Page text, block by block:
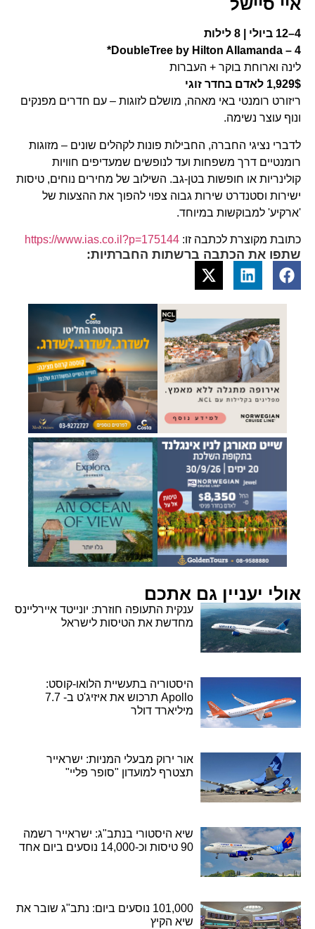
איי סיישל
DoubleTree by Hilton Allamanda – 4*
לינה וארוחת בוקר + העברות
1,929$ לאדם בחדר זוגי
ריזורט רומנטי באי מאהה, מושלם לזוגות – עם חדרים מפנקים
ונוף עוצר נשימה.
לדברי נציגי החברה, החבילות פונות לקהלים שונים – מזוגות
רומנטיים דרך משפחות ועד לנופשים שמעדיפים חוויות
קולינריות או חופשות בטן-גב. השילוב של מחירים נוחים, טיסות
ישירות וסטנדרט שירות גבוה צפוי להפוך את ההצעות של
'ארקיע' למבוקשות במיוחד.
כתובת מקוצרת לכתבה זו: https://www.ias.co.il?p=175144
שתפו את הכתבה ברשתות החברתיות:
אולי יעניין גם אתכם
ענקית התעופה חוזרת: יונייטד איירליינס
מחדשת את הטיסות לישראל
היסטוריה בתעשיית הלואו-קוסט:
Apollo תרכוש את איזיג'ט ב- 7.7
מיליארד דולר
אור ירוק מבעלי המניות: ישראייר
תצטרף למועדון "סופר פליי"
שיא היסטורי בנתב"ג: ישראייר רשמה
90 טיסות וכ-14,000 נוסעים ביום אחד
101,000 נוסעים ביום: נתב"ג שובר את
שיא הקיץ